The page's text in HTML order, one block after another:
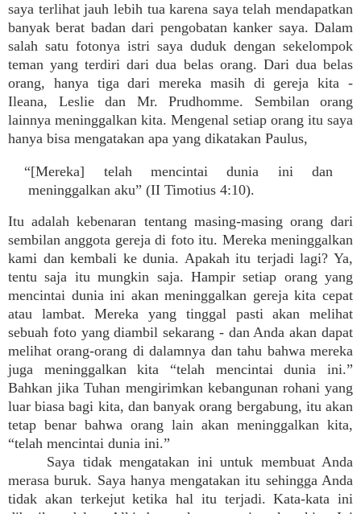
saya terlihat jauh lebih tua karena saya telah mendapatkan
banyak berat badan dari pengobatan kanker saya. Dalam
salah satu fotonya istri saya duduk dengan sekelompok
teman yang terdiri dari dua belas orang. Dari dua belas
orang, hanya tiga dari mereka masih di gereja kita -
Ileana, Leslie dan Mr. Prudhomme. Sembilan orang
lainnya meninggalkan kita. Mengenal setiap orang itu saya
hanya bisa mengatakan apa yang dikatakan Paulus,
“[Mereka] telah mencintai dunia ini dan
meninggalkan aku” (II Timotius 4:10).
Itu adalah kebenaran tentang masing-masing orang dari
sembilan anggota gereja di foto itu. Mereka meninggalkan
kami dan kembali ke dunia. Apakah itu terjadi lagi? Ya,
tentu saja itu mungkin saja. Hampir setiap orang yang
mencintai dunia ini akan meninggalkan gereja kita cepat
atau lambat. Mereka yang tinggal pasti akan melihat
sebuah foto yang diambil sekarang - dan Anda akan dapat
melihat orang-orang di dalamnya dan tahu bahwa mereka
juga meninggalkan kita “telah mencintai dunia ini.”
Bahkan jika Tuhan mengirimkan kebangunan rohani yang
luar biasa bagi kita, dan banyak orang bergabung, itu akan
tetap benar bahwa orang lain akan meninggalkan kita,
“telah mencintai dunia ini.”
Saya tidak mengatakan ini untuk membuat Anda
merasa buruk. Saya hanya mengatakan itu sehingga Anda
tidak akan terkejut ketika hal itu terjadi. Kata-kata ini